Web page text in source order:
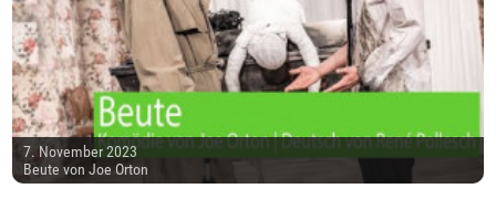
7. November 2023
Beute von Joe Orton